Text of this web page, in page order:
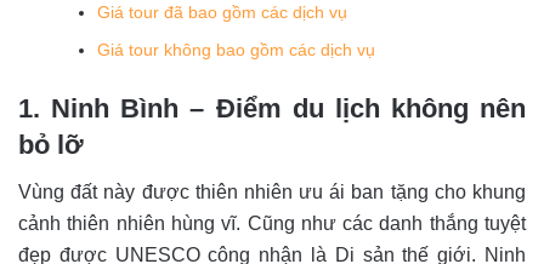
Giá tour đã bao gồm các dịch vụ
Giá tour không bao gồm các dịch vụ
1. Ninh Bình – Điểm du lịch không nên
bỏ lỡ
Vùng đất này được thiên nhiên ưu ái ban tặng cho khung
cảnh thiên nhiên hùng vĩ. Cũng như các danh thắng tuyệt
đẹp được UNESCO công nhận là Di sản thế giới. Ninh